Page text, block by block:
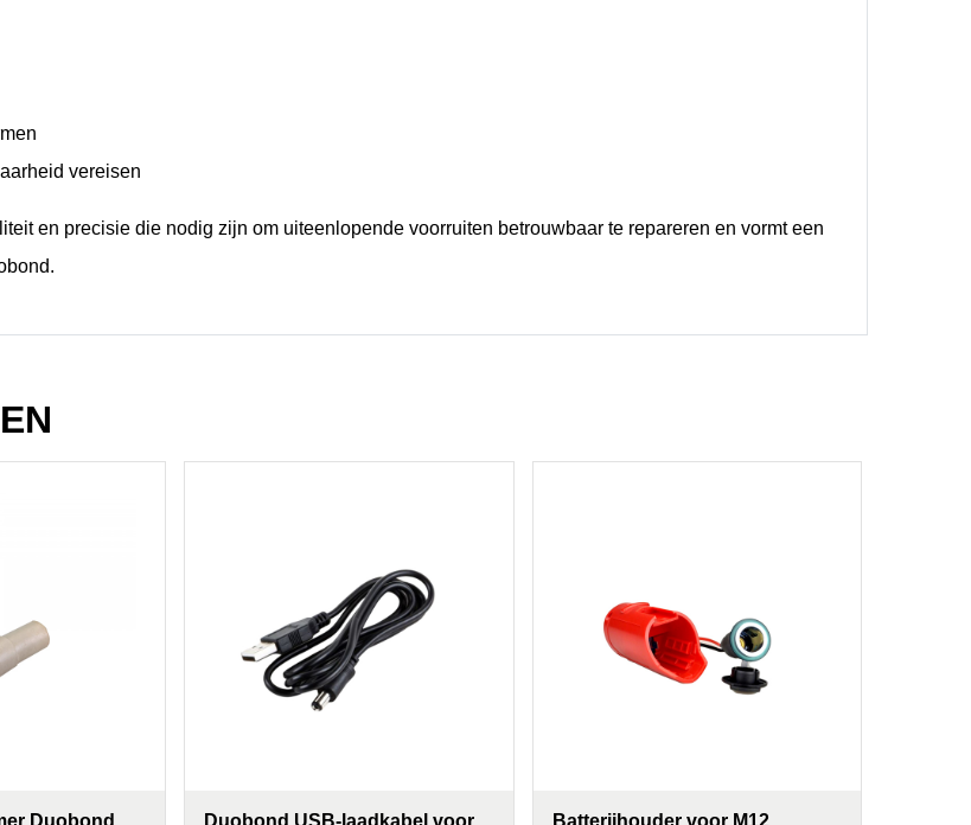
vereisen
en precisie die nodig zijn om uiteenlopende voorruiten betrouwbaar te repareren en vormt een
Duobond
Duobond USB-laadkabel voor
Batterijhouder voor M12